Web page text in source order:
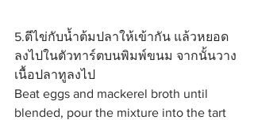
5.ตีไข่กับน้ำต้มปลาให้เข้ากัน แล้วหยอด
ลงไปในตัวทาร์ตบนพิมพ์ขนม จากนั้นวาง
เนื้อปลาทูลงไป
Beat eggs and mackerel broth until
blended, pour the mixture into the tart